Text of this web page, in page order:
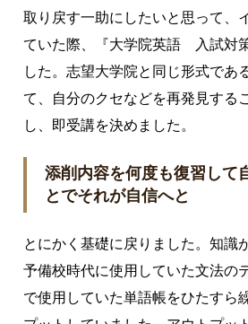
取り戻す一助にしたいと思って、
ていた際、『大学院英語 入試対
した。志望大学院と同じ形式であ
て、自分のクセなどを再発見する
し、即受講を決めました。
添削内容を何度も復習して
とでそれが自信へと
とにかく基礎に戻りました。知識
予備校時代に使用していた文法の
で使用していた単語帳をひたすら